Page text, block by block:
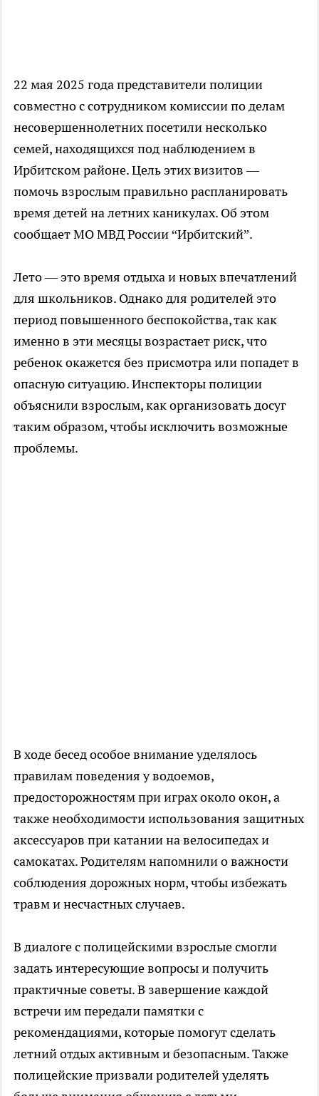
22 мая 2025 года представители полиции
совместно с сотрудником комиссии по делам
несовершеннолетних посетили несколько
семей, находящихся под наблюдением в
Ирбитском районе. Цель этих визитов —
помочь взрослым правильно распланировать
время детей на летних каникулах. Об этом
сообщает МО МВД России “Ирбитский”.
Лето — это время отдыха и новых впечатлений
для школьников. Однако для родителей это
период повышенного беспокойства, так как
именно в эти месяцы возрастает риск, что
ребенок окажется без присмотра или попадет в
опасную ситуацию. Инспекторы полиции
объяснили взрослым, как организовать досуг
таким образом, чтобы исключить возможные
проблемы.
В ходе бесед особое внимание уделялось
правилам поведения у водоемов,
предосторожностям при играх около окон, а
также необходимости использования защитных
аксессуаров при катании на велосипедах и
самокатах. Родителям напомнили о важности
соблюдения дорожных норм, чтобы избежать
травм и несчастных случаев.
В диалоге с полицейскими взрослые смогли
задать интересующие вопросы и получить
практичные советы. В завершение каждой
встречи им передали памятки с
рекомендациями, которые помогут сделать
летний отдых активным и безопасным. Также
полицейские призвали родителей уделять